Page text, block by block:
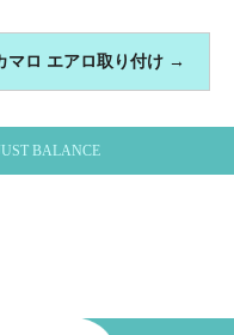
マロ エアロ取り付け →
BALANCE